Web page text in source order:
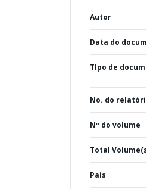
Autor
Data do
TIpo de
No. do
Nº do volume
Total
País